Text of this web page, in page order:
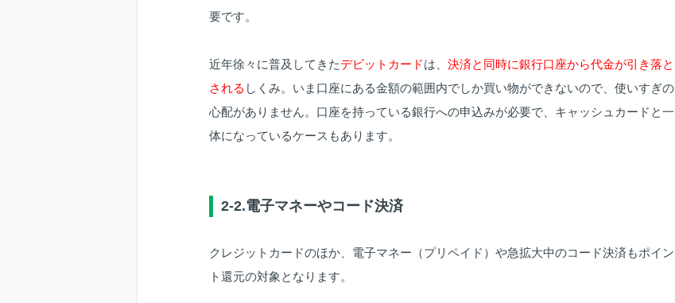
要です。
近年徐々に普及してきたデビットカードは、 決済と同時に銀行口座から代金が引き落と
される しくみ。いま口座にある金額の範囲内でしか買い物ができないので、使いすぎの
心配がありません。口座を持っている銀行への申込みが必要で、キャッシュカードと一
体になっているケースもあります。
2-2.電子マネーやコード決済
クレジットカードのほか、電子マネー（プリペイド）や急拡大中のコード決済もポイン
ト還元の対象となります。